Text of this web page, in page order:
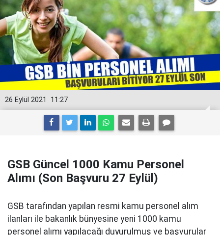
11:27
26 Eylül 2021
GSB Güncel 1000 Kamu Personel
Alımı (Son Başvuru 27 Eylül)
GSB tarafından yapılan resmi kamu personel alım
ilanları ile bakanlık bünyesine yeni 1000 kamu
personel alımı yapılacağı duyurulmuş ve başvurular